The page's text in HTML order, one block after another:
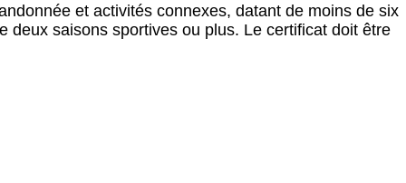
et activités connexes, datant de moins de six
deux saisons sportives ou plus. Le certificat doit être